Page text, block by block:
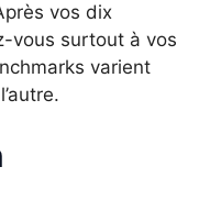
vos dix
vous surtout à vos
varient